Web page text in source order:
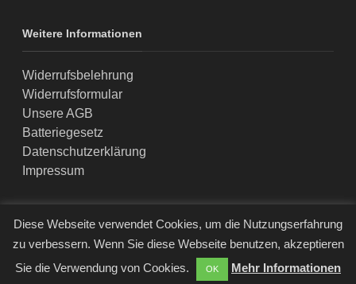
Weitere Informationen
Widerrufsbelehrung
Widerrufsformular
Unsere AGB
Batteriegesetz
Datenschutzerklärung
Impressum
© Logic Home GmbH & Co. KG • Berlin • 2020
Diese Webseite verwendet Cookies, um die Nutzungserfahrung
zu verbessern. Wenn Sie diese Webseite benutzen, akzeptieren
Sie die Verwendung von Cookies.
OK Mehr Informationen